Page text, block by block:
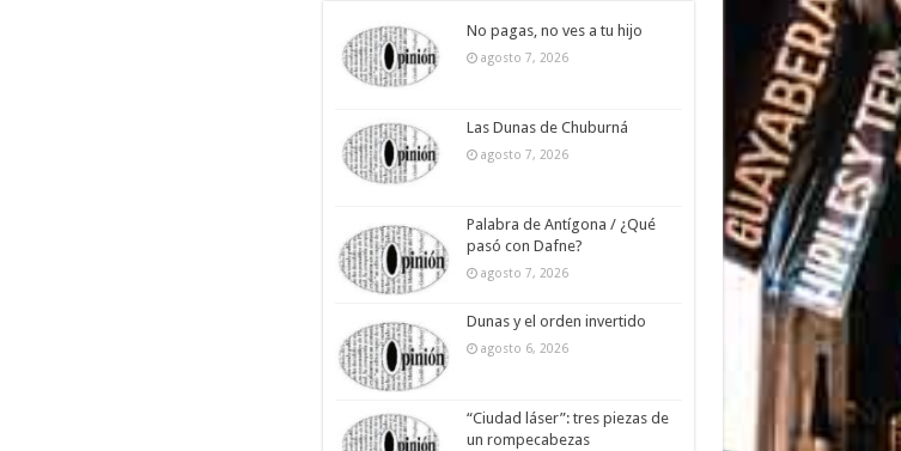
No pagas, no ves a tu hijo
agosto 7, 2026
Las Dunas de Chuburná
agosto 7, 2026
Palabra de Antígona / ¿Qué
pasó con Dafne?
agosto 7, 2026
Dunas y el orden invertido
agosto 6, 2026
“Ciudad láser”: tres piezas de
un rompecabezas